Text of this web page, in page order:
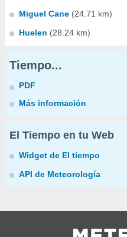
Miguel Cane (24.71 km)
Huelen (28.24 km)
Tiempo...
PDF
Más información
El Tiempo en tu Web
Widget de El tiempo
API de Meteorología